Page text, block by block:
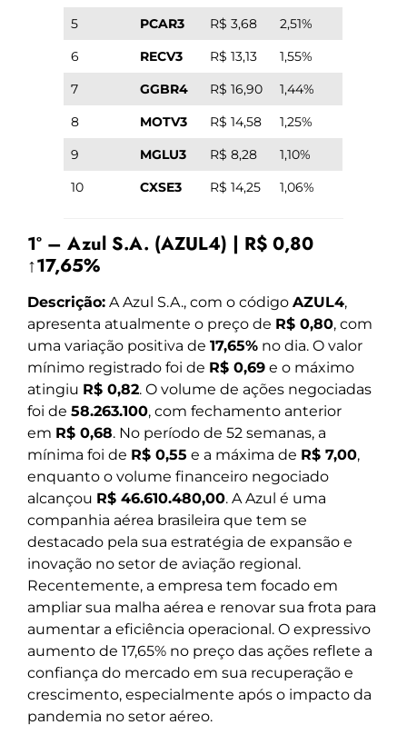
5
PCAR3 R$ 3,68
2,51%
6
RECV3 R$ 13,13
1,55%
7
GGBR4 R$ 16,90
1,44%
8
MOTV3 R$ 14,58
1,25%
9
MGLU3 R$ 8,28
1,10%
10
CXSE3 R$ 14,25 1,06%
1º – Azul S.A. (AZUL4) | R$ 0,80
↑17,65%
Descrição: A Azul S.A., com o código AZUL4,
apresenta atualmente o preço de R$ 0,80, com
uma variação positiva de 17,65% no dia. O valor
mínimo registrado foi de R$ 0,69 e o máximo
atingiu R$ 0,82. O volume de ações negociadas
foi de 58.263.100, com fechamento anterior
em R$ 0,68. No período de 52 semanas, a
mínima foi de R$ 0,55 e a máxima de R$ 7,00,
enquanto o volume financeiro negociado
alcançou R$ 46.610.480,00. A Azul é uma
companhia aérea brasileira que tem se
destacado pela sua estratégia de expansão e
inovação no setor de aviação regional.
Recentemente, a empresa tem focado em
ampliar sua malha aérea e renovar sua frota para
aumentar a eficiência operacional. O expressivo
aumento de 17,65% no preço das ações reflete a
confiança do mercado em sua recuperação e
crescimento, especialmente após o impacto da
pandemia no setor aéreo.